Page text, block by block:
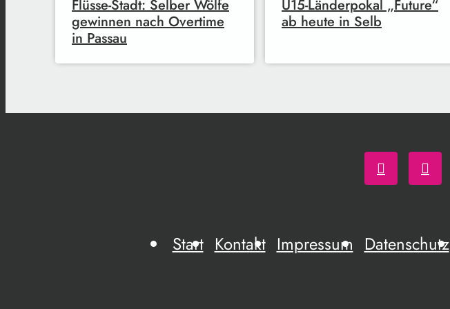
Flüsse-Stadt: Selber Wölfe
gewinnen nach Overtime
in Passau
U15-Länderpokal „Future“
ab heute in Selb
Start Kontakt Impressum Datenschutz